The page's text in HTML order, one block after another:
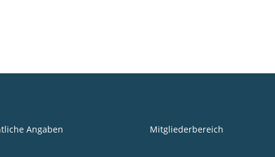
Angaben Mitgliederbereich